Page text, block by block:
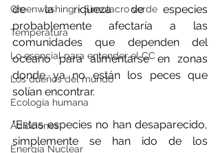
Greenwashing - Simulacro verde
Temperatura
Lo esencial para entender el CC
Los dueños del mundo
Ecología humana
Adicciones
Energía Nuclear
de la riqueza de especies
probablemente afectaría a las
comunidades que dependen del
océano para alimentarse en zonas
donde ya no están los peces que
solían encontrar.
"Estas especies no han desaparecido,
simplemente se han ido de los